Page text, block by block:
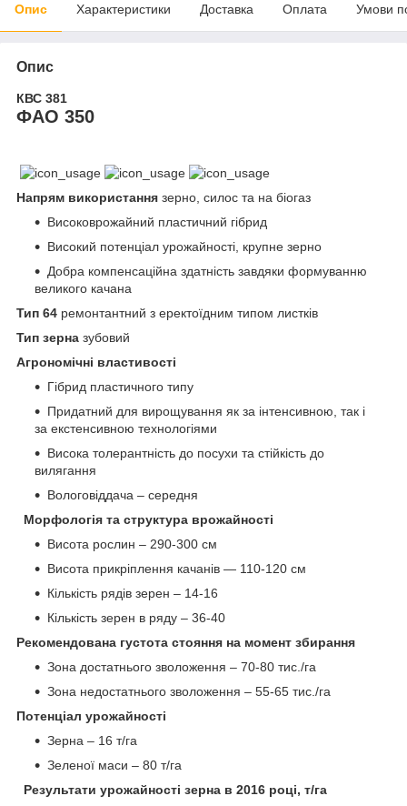
Опис Характеристики Доставка Оплата Умови
Опис
КВС 381
ФАО 350
Напрям використання зерно, силос та на біогаз
Високоврожайний пластичний гібрид
Високий потенціал урожайності, крупне зерно
Добра компенсаційна здатність завдяки формуванню
великого качана
Тип 64 ремонтантний з еректоїдним типом листків
Тип зерна зубовий
Агрономічні властивості
Гібрид пластичного типу
Придатний для вирощування як за інтенсивною, так і
за екстенсивною технологіями
Висока толерантність до посухи та стійкість до
вилягання
Вологовіддача – середня
Морфологія та структура врожайності
Висота рослин – 290-300 см
Висота прикріплення качанів — 110-120 см
Кількість рядів зерен – 14-16
Кількість зерен в ряду – 36-40
Рекомендована густота стояння на момент збирання
Зона достатнього зволоження – 70-80 тис./га
Зона недостатнього зволоження – 55-65 тис./га
Потенціал урожайності
Зерна – 16 т/га
Зеленої маси – 80 т/га
Результати урожайності зерна в 2016 році, т/га